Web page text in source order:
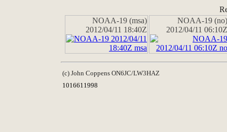
NOAA-19 (msa)
2012/04/11 18:40Z
NOAA-19 (no)
2012/04/11 06:10Z
(c) John Coppens ON6JC/LW3HAZ
1016611998